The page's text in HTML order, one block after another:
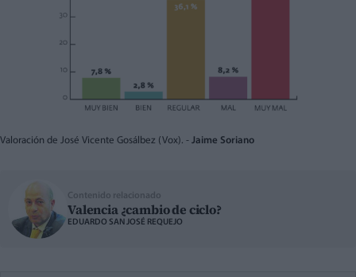
Valoración de José Vicente Gosálbez (Vox). - Jaime Soriano
Contenido relacionado
Valencia ¿cambio de ciclo?
EDUARDO SAN JOSÉ REQUEJO